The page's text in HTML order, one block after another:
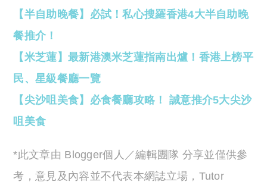
【半自助晚餐】必試！私心搜羅香港4大半自助晚
餐推介！
【米芝蓮】最新港澳米芝蓮指南出爐！香港上榜平
民、星級餐廳一覽
【尖沙咀美食】必食餐廳攻略！ 誠意推介5大尖沙
咀美食
*此文章由 Blogger個人／編輯團隊 分享並僅供參
考，意見及內容並不代表本網誌立場，Tutor